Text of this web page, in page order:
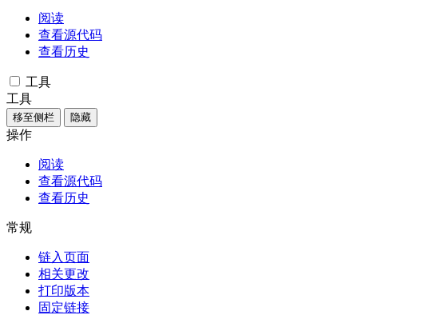
阅读
查看源代码
查看历史
工具
工具
移至侧栏 隐藏
操作
阅读
查看源代码
查看历史
常规
链入页面
相关更改
打印版本
固定链接